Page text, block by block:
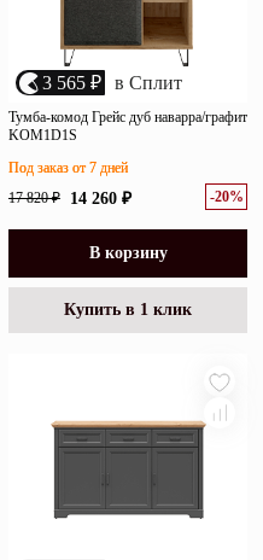
3 565 ₽ в Сплит
Тумба-комод Грейс дуб наварра/графит
KOM1D1S
17 820 ₽ 14 260 ₽ -20%
Под заказ от 7 дней
В корзину
Купить в 1 клик